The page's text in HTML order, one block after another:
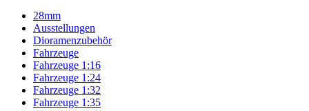
28mm
Ausstellungen
Dioramenzubehör
Fahrzeuge
Fahrzeuge 1:16
Fahrzeuge 1:24
Fahrzeuge 1:32
Fahrzeuge 1:35